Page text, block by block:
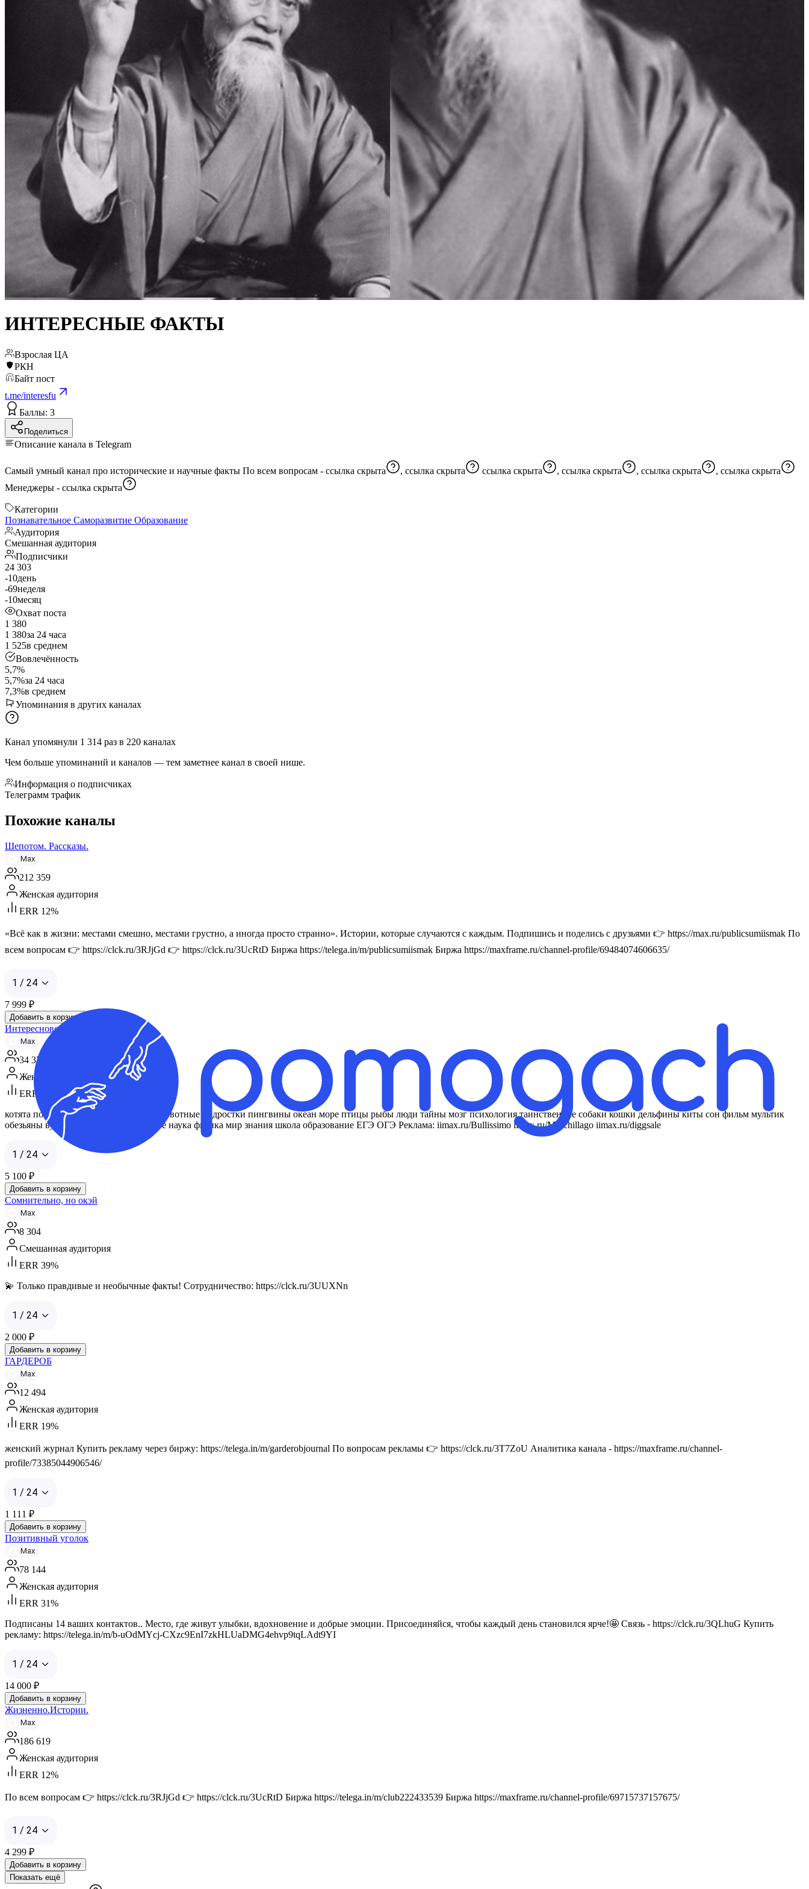
ИНТЕРЕСНЫЕ ФАКТЫ
Взрослая ЦА
РКН
Байт пост
t.me/interesfu
Баллы: 3
Поделиться
Описание канала в Telegram
Самый умный канал про исторические и научные факты По всем вопросам - ссылка скрыта , ссылка скрыта ссылка скрыта , ссылка скрыта , ссылка скрыта , ссылка скрыта
Менеджеры - ссылка скрыта
Категории
Познавательное Саморазвитие Образование
Аудитория
Смешанная аудитория
Подписчики
24 303
-10день
-69неделя
-10месяц
Охват поста
1 380
1 380за 24 часа
1 525в среднем
Вовлечённость
5,7%
5,7%за 24 часа
7,3%в среднем
Упоминания в других каналах
Канал упомянули 1 314 раз в 220 каналах
Чем больше упоминаний и каналов — тем заметнее канал в своей нише.
Информация о подписчиках
Телеграмм трафик
Похожие каналы
Шепотом. Рассказы.
Max
212 359
Женская аудитория
ERR 12%
«Всё как в жизни: местами смешно, местами грустно, а иногда просто странно». Истории, которые случаются с каждым. Подпишись и поделись с друзьями 👉 https://max.ru/publicsumiismak По
всем вопросам 👉 https://clck.ru/3RJjGd 👉 https://clck.ru/3UcRtD Биржа https://telega.in/m/publicsumiismak Биржа https://maxframe.ru/channel-profile/69484074606635/
1 / 24
7 999 ₽
Добавить в корзину
Интересновое
Max
34 371
Женская аудитория
ERR 27%
котята поясняют почему объяснение животные подростки пингвины океан море птицы рыбы люди тайны мозг психология таинственное собаки кошки дельфины киты сон фильм мультик
обезьяны вулкан невероятное странное наука физика мир знания школа образование ЕГЭ ОГЭ Реклама: iimax.ru/Bullissimo iimax.ru/Murchillago iimax.ru/diggsale
1 / 24
5 100 ₽
Добавить в корзину
Сомнительно, но окэй
Max
8 304
Смешанная аудитория
ERR 39%
💫 Только правдивые и необычные факты! Сотрудничество: https://clck.ru/3UUXNn
1 / 24
2 000 ₽
Добавить в корзину
ГАРДЕРОБ
Max
12 494
Женская аудитория
ERR 19%
женский журнал Купить рекламу через биржу: https://telega.in/m/garderobjournal По вопросам рекламы 👉 https://clck.ru/3T7ZoU Аналитика канала - https://maxframe.ru/channel-
profile/73385044906546/
1 / 24
1 111 ₽
Добавить в корзину
Позитивный уголок
Max
78 144
Женская аудитория
ERR 31%
Подписаны 14 ваших контактов.. Место, где живут улыбки, вдохновение и добрые эмоции. Присоединяйся, чтобы каждый день становился ярче!🤩 Связь - https://clck.ru/3QLhuG Купить
рекламу: https://telega.in/m/b-uOdMYcj-CXzc9EnI7zkHLUaDMG4ehvp9tqLAdt9YI
1 / 24
14 000 ₽
Добавить в корзину
Жизненно.Истории.
Max
186 619
Женская аудитория
ERR 12%
По всем вопросам 👉 https://clck.ru/3RJjGd 👉 https://clck.ru/3UcRtD Биржа https://telega.in/m/club222433539 Биржа https://maxframe.ru/channel-profile/69715737157675/
1 / 24
4 299 ₽
Добавить в корзину
Показать ещё